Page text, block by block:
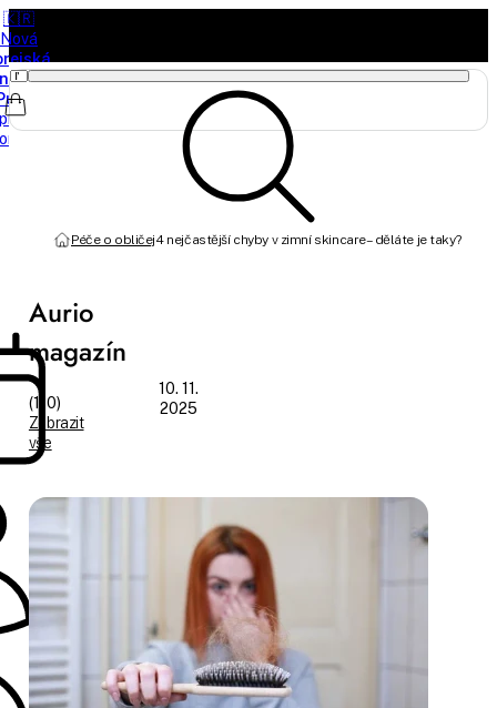
🇰🇷
Nová
Péče o obličej4 nejčastější chyby v zimní skincare – děláte je taky?
10. 11.
2025
Hana
Marko
Aurio
magazín
(110)
Zobrazit
vše